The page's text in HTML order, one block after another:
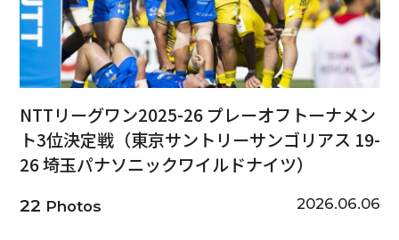
NTTリーグワン2025-26 プレーオフトーナメン
ト3位決定戦（東京サントリーサンゴリアス 19-
26 埼玉パナソニックワイルドナイツ）
22 Photos 2026.06.06